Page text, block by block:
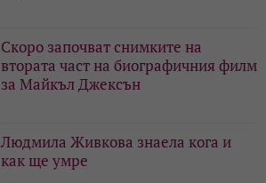
Скоро започват снимките на
втората част на биографичния филм
за Майкъл Джексън
Людмила Живкова знаела кога и
как ще умре